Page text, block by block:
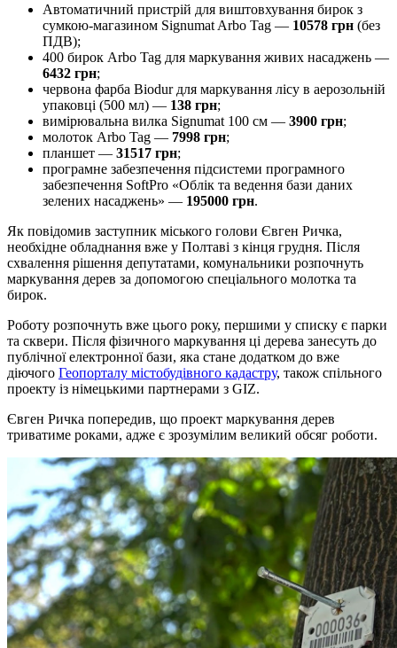
Автоматичний пристрій для виштовхування бирок з
сумкою-магазином Signumat Arbo Tag — 10578 грн (без
ПДВ);
400 бирок Arbo Tag для маркування живих насаджень —
6432 грн;
червона фарба Biodur для маркування лісу в аерозольній
упаковці (500 мл) — 138 грн;
вимірювальна вилка Signumat 100 см — 3900 грн;
молоток Arbo Tag — 7998 грн;
планшет — 31517 грн;
програмне забезпечення підсистеми програмного
забезпечення SoftPro «Облік та ведення бази даних
зелених насаджень» — 195000 грн.
Як повідомив заступник міського голови Євген Ричка,
необхідне обладнання вже у Полтаві з кінця грудня. Після
схвалення рішення депутатами, комунальники розпочнуть
маркування дерев за допомогою спеціального молотка та
бирок.
Роботу розпочнуть вже цього року, першими у списку є парки
та сквери. Після фізичного маркування ці дерева занесуть до
публічної електронної бази, яка стане додатком до вже
діючого Геопорталу містобудівного кадастру, також спільного
проекту із німецькими партнерами з GIZ.
Євген Ричка попередив, що проект маркування дерев
триватиме роками, адже є зрозумілим великий обсяг роботи.